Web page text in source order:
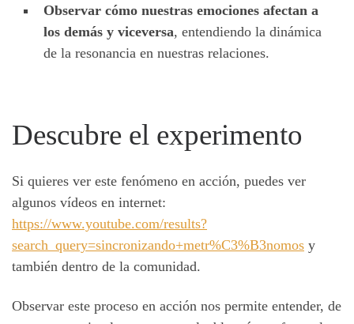
Observar cómo nuestras emociones afectan a
los demás y viceversa, entendiendo la dinámica
de la resonancia en nuestras relaciones.
Descubre el experimento
Si quieres ver este fenómeno en acción, puedes ver
algunos vídeos en internet:
https://www.youtube.com/results?
search_query=sincronizando+metr%C3%B3nomos y
también dentro de la comunidad.
Observar este proceso en acción nos permite entender, de